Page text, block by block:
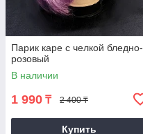
Парик каре с челкой бледно-
розовый
В наличии
1 990 ₸ 2 400 ₸
Купить